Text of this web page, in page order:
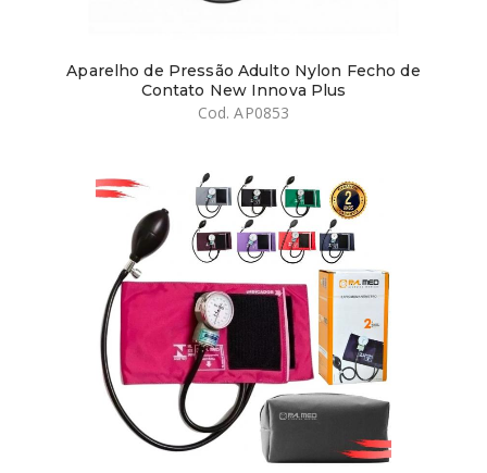
Aparelho de Pressão Adulto Nylon Fecho de
Contato New Innova Plus
Cod. AP0853